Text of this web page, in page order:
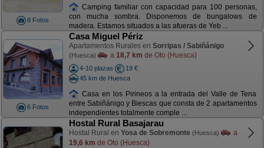
8 Fotos
Camping familiar con capacidad para 100 personas,
con mucha sombra. Disponemos de bungalows de
madera. Estamos situados a las afueras de Yeb ...
6 Fotos
Casa Miguel Périz
Apartamentos Rurales en Sorripas / Sabiñánigo
(Huesca) a 18,7 km de Oto (Huesca)
4-10 plazas
19 €
45 km de Huesca
Casa en los Pirineos a la entrada del Valle de Tena
entre Sabiñánigo y Biescas que consta de 2 apartamentos
independientes totalmente comple ...
Hostal Rural Basajarau
Hostal Rural en Yosa de Sobremonte (Huesca)
a
19,6 km de Oto (Huesca)